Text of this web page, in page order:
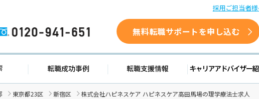
採用ご担当者
0120-941-651 無料転職サポートを申し込む
求人検索 転職成功事例 転職支援情報
東京都23区 新宿区 株式会社ハピネスケア ハピネスケア高田馬場の理学療法士求人